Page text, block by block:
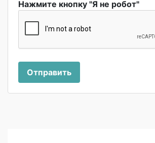
Нажмите кнопку "Я не робот"
Отправить